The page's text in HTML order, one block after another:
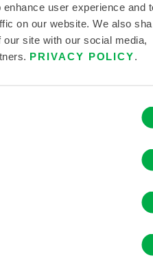
user experience and
on our website. We also
site with our social media,
PRIVACY POLICY.